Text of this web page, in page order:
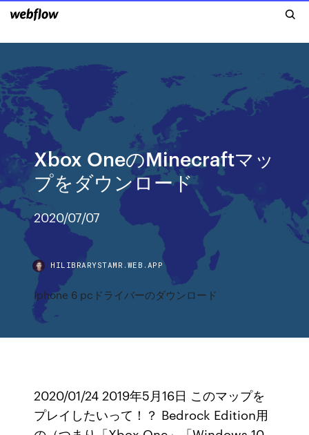
Xbox OneのMinecraftマッ
プをダウンロード
2020/07/07
HILIBRARYSTAMR.WEB.APP
Iphone 6 pcドライバーのダウンロード
2020/01/24 2019年5月16日 このマップを
プレイしたいって！？ Bedrock Edition用